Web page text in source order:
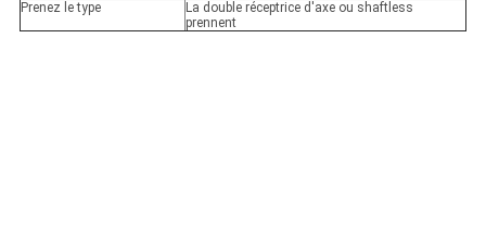
Prenez le type
La double réceptrice d'axe ou shaftless
prennent